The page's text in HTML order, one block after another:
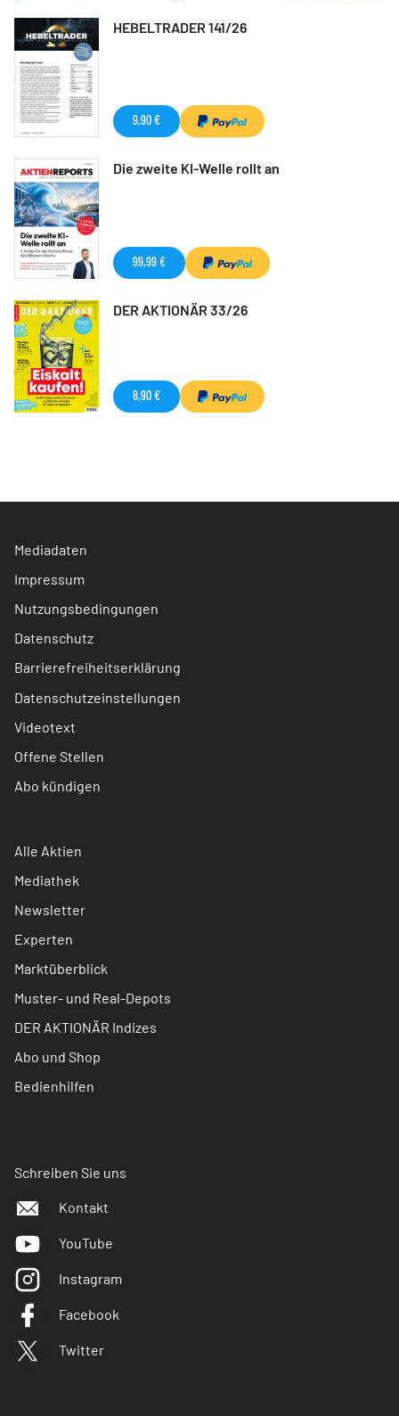
HEBELTRADER 141/26
9,90 €
Die zweite KI-Welle rollt an
99,99 €
DER AKTIONÄR 33/26
8,90 €
Mediadaten
Impressum
Nutzungsbedingungen
Datenschutz
Barrierefreiheitserklärung
Datenschutzeinstellungen
Videotext
Offene Stellen
Abo kündigen
Alle Aktien
Mediathek
Newsletter
Experten
Marktüberblick
Muster- und Real-Depots
DER AKTIONÄR Indizes
Abo und Shop
Bedienhilfen
Schreiben Sie uns
Kontakt
YouTube
Instagram
Facebook
Twitter